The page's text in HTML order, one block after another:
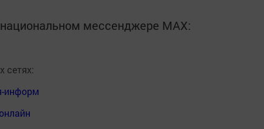
мессенджере MАХ:
сетях:
информ